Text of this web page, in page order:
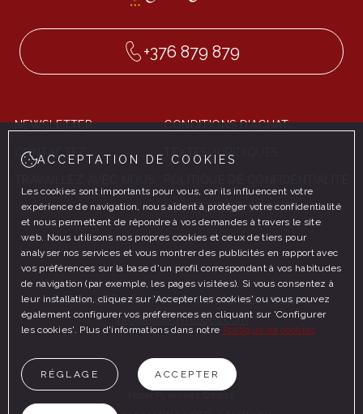
+376 879 879
NEWSLETTER
CONTACTEZ
CONDITIONS D'ACHAT
TEXTES JURIDIQUES
POLITIQUE DE COOKIES
Av. Príncep Benlloch 20 Andorra la Vella (Andorra)
info@hotelpyrenees.com
ACCEPTATION DE COOKIES
Les cookies sont importants pour vous, car ils influencent votre
expérience de navigation, nous aident à protéger votre confidentialité
et nous permettent de répondre à vos demandes à travers le site
web. Nous utilisons nos propres cookies et ceux de tiers pour
analyser nos services et vous montrer des publicités en rapport avec
vos préférences sur la base d'un profil correspondant à vos habitudes
de navigation (par exemple, les pages visitées). Si vous consentez à
leur installation, cliquez sur 'Accepter les cookies' ou vous pouvez
également configurer vos préférences en cliquant sur 'Configurer
les cookies'. Plus d'informations dans notre Politique de cookies
RÉGLAGE ACCEPTER